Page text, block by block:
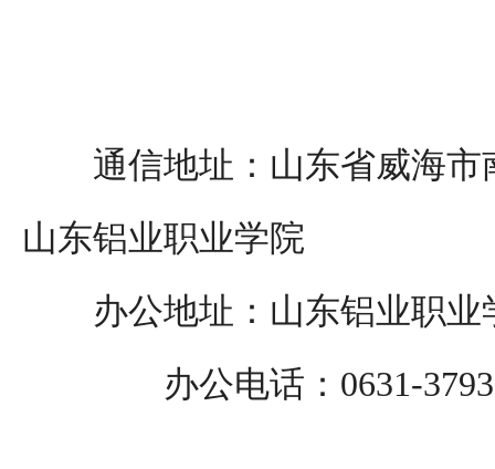
通信地址： 山东省威海
山东铝业职业学院
办公地址： 山东铝业职业
办公电话： 0631-